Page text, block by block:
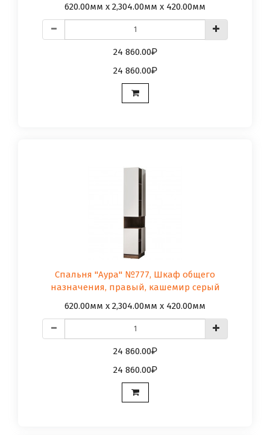
620.00мм x 2,304.00мм x 420.00мм
24 860.00
24 860.00
Спальня "Аура" №777, Шкаф общего
назначения, правый, кашемир серый
620.00мм x 2,304.00мм x 420.00мм
24 860.00
24 860.00